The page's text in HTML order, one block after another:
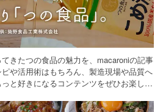
きたつの食品の魅力を、macaroniの記事
や活用術はもちろん、製造現場や品質へ
と好きになるコンテンツをぜひお楽しみ